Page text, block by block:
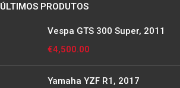
ÚLTIMOS PRODUTOS
Vespa GTS 300 Super, 2011
€4,500.00
Yamaha YZF R1, 2017